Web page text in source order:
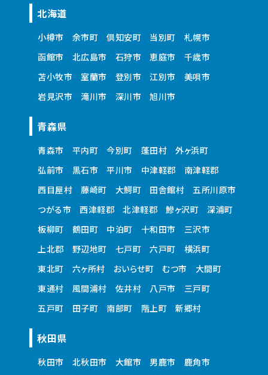
北海道
小樽市 余市町 倶知安町 当別町
札幌市
函館市
北広島市 石狩市 恵庭市
千歳市
苫小牧市
室蘭市 登別市 江別市
美唄市
岩見沢市
滝川市 深川市 旭川市
青森県
青森市 平内町 今別町 蓬田村
外ヶ浜町
弘前市
黒石市 平川市 中津軽郡
南津軽郡
西目屋村
藤崎町 大鰐町 田舎館村
五所川原市
つがる市
西津軽郡 北津軽郡 鰺ヶ沢町
深浦町
板柳町
鶴田町 中泊町 十和田市
三沢市
上北郡
野辺地町 七戸町 六戸町
横浜町
東北町
六ヶ所村 おいらせ町 むつ市
大間町
東通村
風間浦村 佐井村 八戸市
三戸町
五戸町
田子町 南部町 階上町 新郷村
秋田県
秋田市 北秋田市 大館市 男鹿市
鹿角市